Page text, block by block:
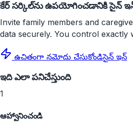
కేర్ సర్కిల్‌ను ఉపయోగించడానికి సైన్
Invite family members and
data securely. You control exactly
ఉచితంగా నమోదు చేసుకోండిసైన్ ఇన్
ఇది ఎలా పనిచేస్తుంది
1
ఆహ్వానించండి